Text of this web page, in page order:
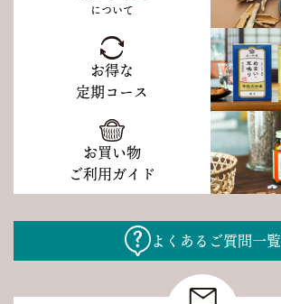
について
お得な
定期コース
お買い物
ご利用ガイド
よくあるご質問一覧